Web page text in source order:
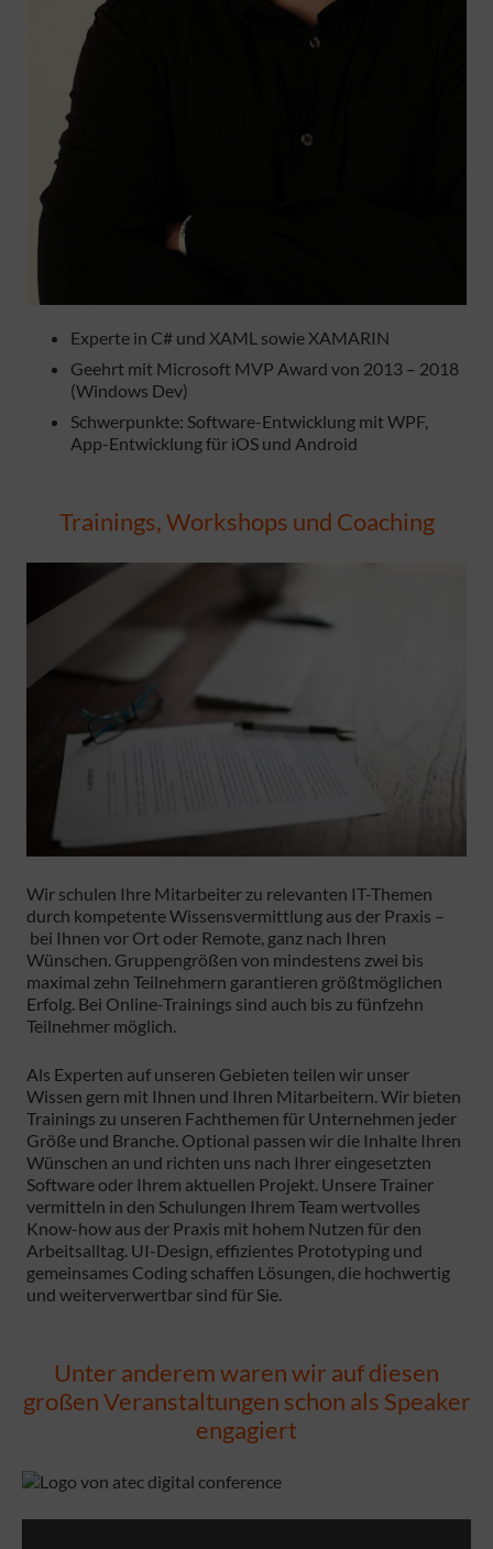
Experte in C# und XAML sowie XAMARIN
Geehrt mit Microsoft MVP Award von 2013 – 2018
(Windows Dev)
Schwerpunkte: Software-Entwicklung mit WPF,
App-Entwicklung für iOS und Android
Trainings, Workshops und Coaching
Wir schulen Ihre Mitarbeiter zu relevanten IT-Themen
durch kompetente Wissensvermittlung aus der Praxis –
bei Ihnen vor Ort oder Remote, ganz nach Ihren
Wünschen. Gruppengrößen von mindestens zwei bis
maximal zehn Teilnehmern garantieren größtmöglichen
Erfolg. Bei Online-Trainings sind auch bis zu fünfzehn
Teilnehmer möglich.
Als Experten auf unseren Gebieten teilen wir unser
Wissen gern mit Ihnen und Ihren Mitarbeitern. Wir bieten
Trainings zu unseren Fachthemen für Unternehmen jeder
Größe und Branche. Optional passen wir die Inhalte Ihren
Wünschen an und richten uns nach Ihrer eingesetzten
Software oder Ihrem aktuellen Projekt. Unsere Trainer
vermitteln in den Schulungen Ihrem Team wertvolles
Know-how aus der Praxis mit hohem Nutzen für den
Arbeitsalltag. UI-Design, effizientes Prototyping und
gemeinsames Coding schaffen Lösungen, die hochwertig
und weiterverwertbar sind für Sie.
Unter anderem waren wir auf diesen
großen Veranstaltungen schon als Speaker
engagiert